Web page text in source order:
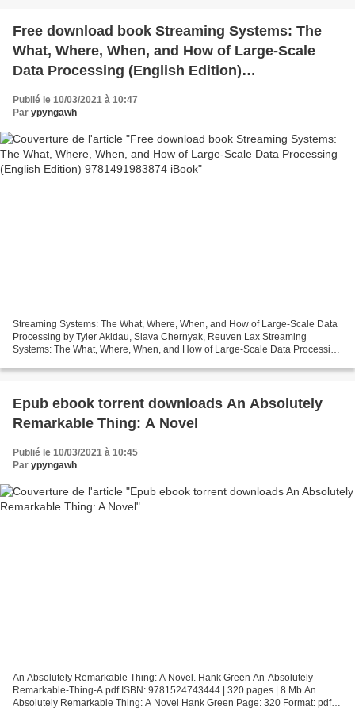
Free download book Streaming Systems: The
What, Where, When, and How of Large-Scale
Data Processing (English Edition)
Publié le 10/03/2021 à 10:47
Par ypyngawh
Streaming Systems: The What, Where, When, and How of Large-Scale Data
Processing by Tyler Akidau, Slava Chernyak, Reuven Lax Streaming
Systems: The What, Where, When, and How of Large-Scale Data Processing
Epub ebook torrent downloads An Absolutely
Remarkable Thing: A Novel
Publié le 10/03/2021 à 10:45
Par ypyngawh
An Absolutely Remarkable Thing: A Novel. Hank Green An-Absolutely-
Remarkable-Thing-A.pdf ISBN: 9781524743444 | 320 pages | 8 Mb An
Absolutely Remarkable Thing: A Novel Hank Green Page: 320 Format: pdf,